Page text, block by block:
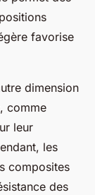
favorise
dimension
comme
leur
les
composites
des